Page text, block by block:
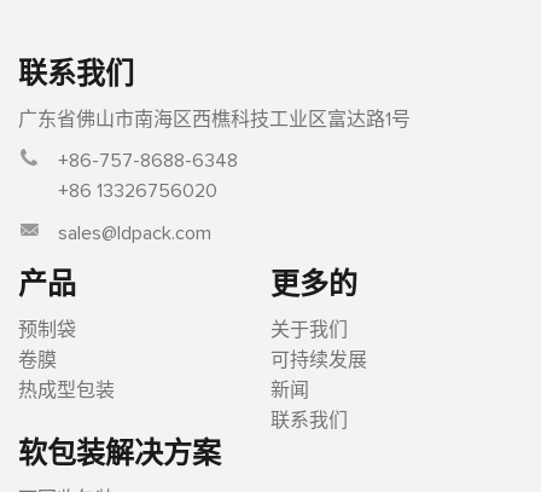
联系我们
广东省佛山市南海区西樵科技工业区富达路1号
+86-757-8688-6348
+86 13326756020
sales@ldpack.com
产品
预制袋
卷膜
热成型包装
软包装解决方案
更多的
关于我们
可持续发展
新闻
联系我们